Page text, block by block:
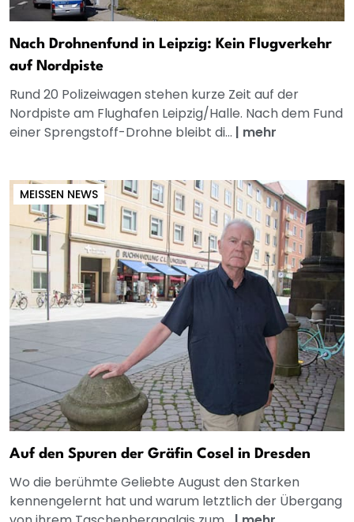
Nach Drohnenfund in Leipzig: Kein Flugverkehr
auf Nordpiste
Rund 20 Polizeiwagen stehen kurze Zeit auf der
Nordpiste am Flughafen Leipzig/Halle. Nach dem Fund
einer Sprengstoff-Drohne bleibt di... | mehr
MEISSEN NEWS
Auf den Spuren der Gräfin Cosel in Dresden
Wo die berühmte Geliebte August den Starken
kennengelernt hat und warum letztlich der Übergang